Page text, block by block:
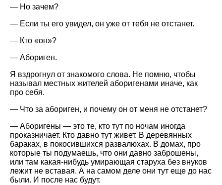
— Но зачем?
— Если ты его увидел, он уже от тебя не отстанет.
— Кто
он ?
— Абориген.
Я вздрогнул от знакомого слова. Не помню, чтобы
называл местных жителей аборигенами иначе, как
про себя.
— Что за абориген, и почему он от меня не отстанет?
— Аборигены — это те, кто тут по ночам иногда
проказничает. Кто давно тут живет. В деревянных
бараках, в покосившихся развалюхах. В домах, про
которые ты подумаешь, что они давно заброшены,
или там какая-нибудь умирающая старуха без внуков
лежит не вставая. А на самом деле они тут еще до нас
были. И после нас будут.